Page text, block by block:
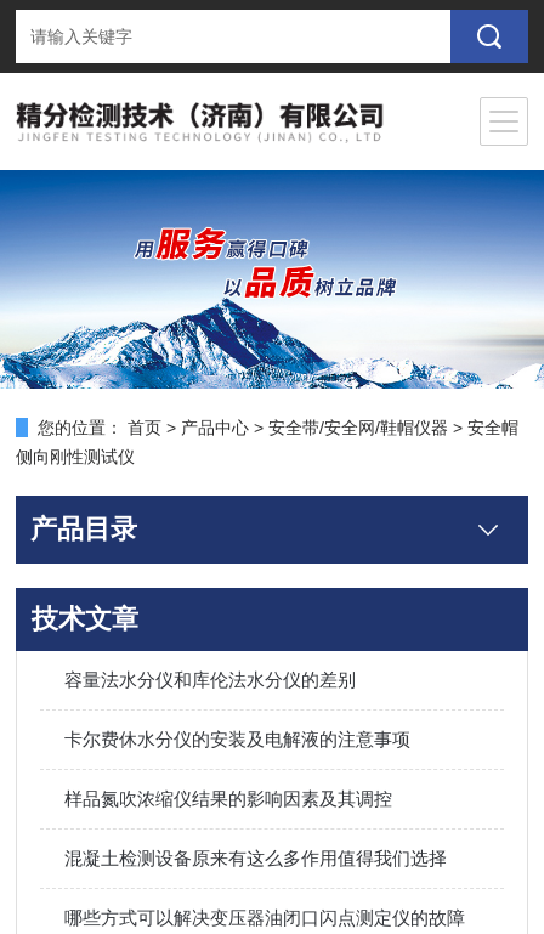
您的位置： 首页 > 产品中心 >安全带/安全网/鞋帽仪器 >安全帽
侧向刚性测试仪
产品目录
技术文章
容量法水分仪和库伦法水分仪的差别
卡尔费休水分仪的安装及电解液的注意事项
样品氮吹浓缩仪结果的影响因素及其调控
混凝土检测设备原来有这么多作用值得我们选择
哪些方式可以解决变压器油闭口闪点测定仪的故障